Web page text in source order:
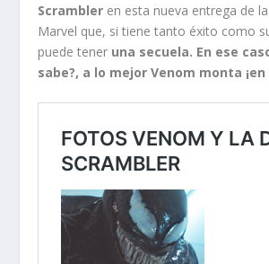
Scrambler en esta nueva entrega de
Marvel que, si tiene tanto éxito como
puede tener una secuela. En ese
sabe?, a lo mejor Venom monta